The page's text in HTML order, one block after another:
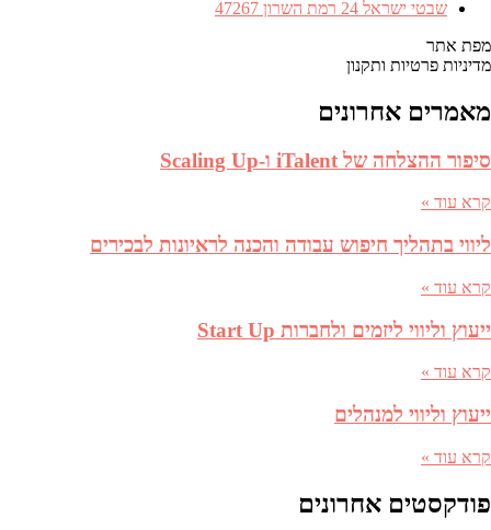
כתובת
שבטי ישראל 24 רמת השרון 47267
מפת אתר
מדיניות פרטיות ותקנון
מאמרים אחרונים
סיפור ההצלחה של iTalent ו-Scaling Up
קרא עוד »
ליווי בתהליך חיפוש עבודה והכנה לראיונות לבכירים
קרא עוד »
ייעוץ וליווי ליזמים ולחברות Start Up
קרא עוד »
ייעוץ וליווי למנהלים
קרא עוד »
פודקסטים אחרונים